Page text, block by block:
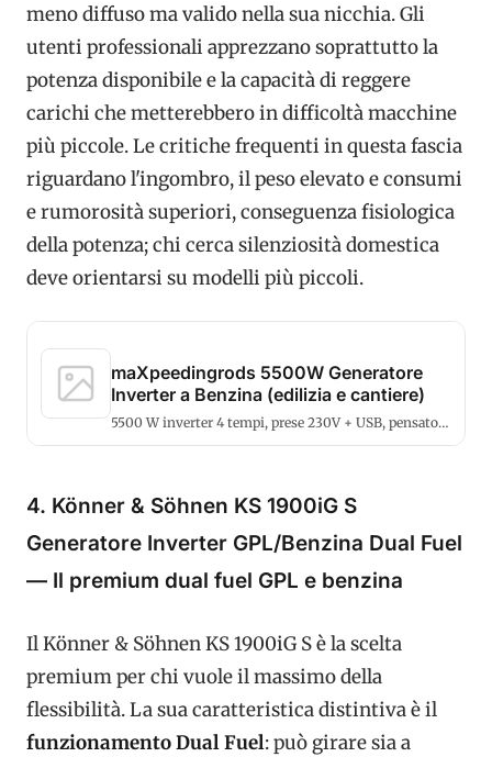
meno diffuso ma valido nella sua nicchia. Gli
utenti professionali apprezzano soprattutto la
potenza disponibile e la capacità di reggere
carichi che metterebbero in difficoltà macchine
più piccole. Le critiche frequenti in questa fascia
riguardano l'ingombro, il peso elevato e consumi
e rumorosità superiori, conseguenza fisiologica
della potenza; chi cerca silenziosità domestica
deve orientarsi su modelli più piccoli.
maXpeedingrods 5500W Generatore
Inverter a Benzina (edilizia e cantiere)
5500 W inverter 4 tempi, prese 230V + USB, pensato
4. Könner & Söhnen KS 1900iG S
Generatore Inverter GPL/Benzina Dual Fuel
— Il premium dual fuel GPL e benzina
Il Könner & Söhnen KS 1900iG S è la scelta
premium per chi vuole il massimo della
flessibilità. La sua caratteristica distintiva è il
funzionamento Dual Fuel: può girare sia a